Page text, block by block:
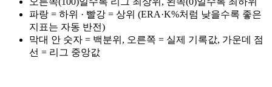
파랑 = 하위 · 빨강 = 상위 (ERA·K%처럼 낮을수록 좋은
지표는 자동 반전)
막대 안 숫자 = 백분위, 오른쪽 = 실제 기록값, 가운데 점
선 = 리그 중앙값